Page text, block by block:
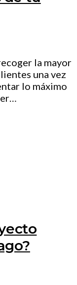
la mayor
una vez
lo máximo